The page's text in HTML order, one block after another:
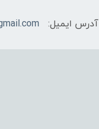
آدرس ایمیل: